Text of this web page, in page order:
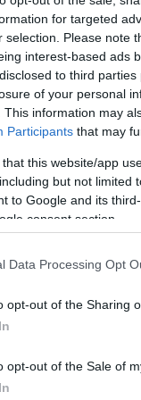
for targeted
selection. Please note
interest-based ads
to third
of your personal
This information may
Participants that may
that this website/app
but not limited
to Google and its
consent section.
Data Processing Opt
opt-out of the Sharing
opt-out of the Sale of
is
Bár